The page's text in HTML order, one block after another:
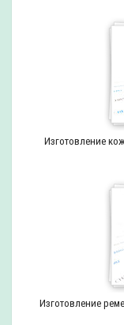
Изготовление
Изготовление